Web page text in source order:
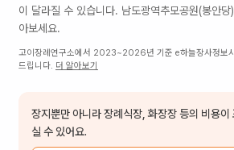
이 달라질 수 있습니다. 남도광역추모공원(봉안당)
아보세요.
고이장례연구소에서 2023~2026년 기준 e하늘장사정보
드립니다. 더 알아보기
장지뿐만 아니라 장례식장, 화장장 등의 비용이
실 수 있어요.